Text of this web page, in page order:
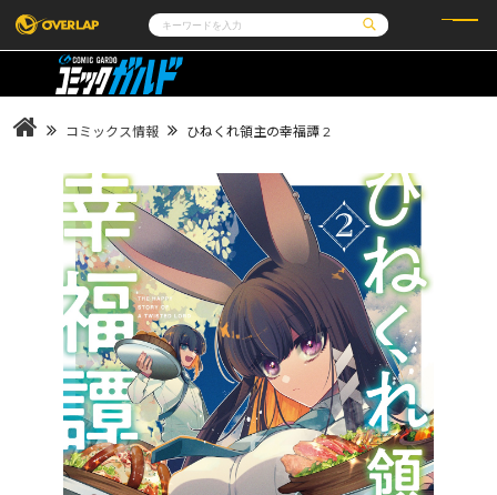
コミック
LiQulle
ライトノベル
ノベルス
ノベルスf
ポケットモンスター
アニメ
ゲーム
オーバーラップ広報室
企業
会社概要
採用情報
アクセス
オーバーラップホールディングス
お問い合わせはこちら
オーバーラップ文庫
オーバーラップノベルス
オーバーラップノベルスf
コミックス情報 ひねくれ領主の幸福譚 2